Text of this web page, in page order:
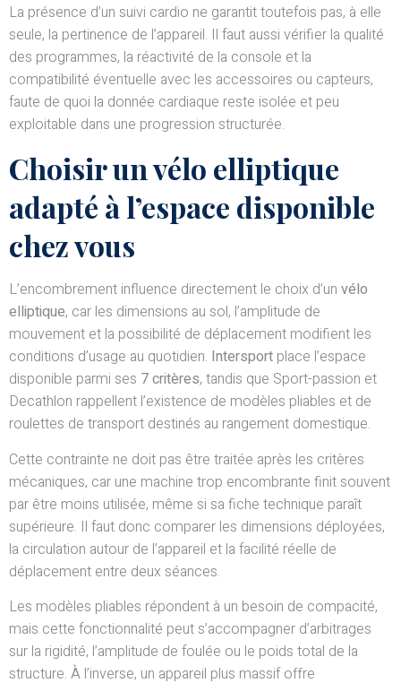
La présence d’un suivi cardio ne garantit toutefois pas, à elle
seule, la pertinence de l’appareil. Il faut aussi vérifier la qualité
des programmes, la réactivité de la console et la
compatibilité éventuelle avec les accessoires ou capteurs,
faute de quoi la donnée cardiaque reste isolée et peu
exploitable dans une progression structurée.
Choisir un vélo elliptique
adapté à l’espace disponible
chez vous
L’encombrement influence directement le choix d’un vélo
elliptique, car les dimensions au sol, l’amplitude de
mouvement et la possibilité de déplacement modifient les
conditions d’usage au quotidien. Intersport place l’espace
disponible parmi ses 7 critères, tandis que Sport-passion et
Decathlon rappellent l’existence de modèles pliables et de
roulettes de transport destinés au rangement domestique.
Cette contrainte ne doit pas être traitée après les critères
mécaniques, car une machine trop encombrante finit souvent
par être moins utilisée, même si sa fiche technique paraît
supérieure. Il faut donc comparer les dimensions déployées,
la circulation autour de l’appareil et la facilité réelle de
déplacement entre deux séances.
Les modèles pliables répondent à un besoin de compacité,
mais cette fonctionnalité peut s’accompagner d’arbitrages
sur la rigidité, l’amplitude de foulée ou le poids total de la
structure. À l’inverse, un appareil plus massif offre